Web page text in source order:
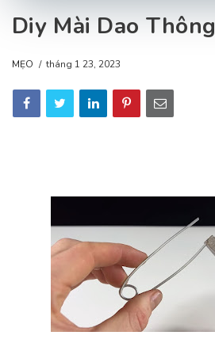
Diy Mài Dao
MẸO tháng 1 23, 2023